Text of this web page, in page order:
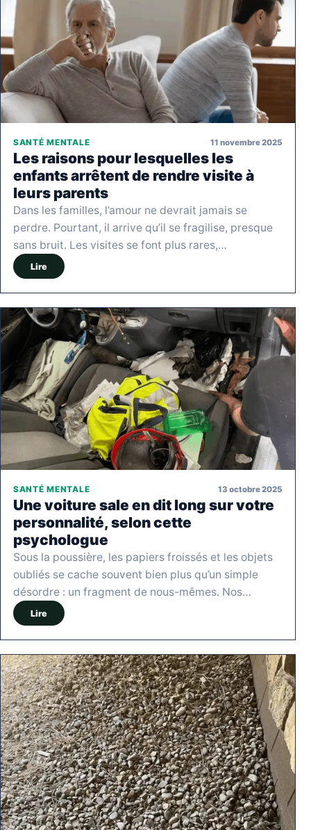
SANTÉ MENTALE 11 novembre 2025
Les raisons pour lesquelles les
enfants arrêtent de rendre visite à
leurs parents
Dans les familles, l’amour ne devrait jamais se
perdre. Pourtant, il arrive qu’il se fragilise, presque
sans bruit. Les visites se font plus rares,…
Lire
SANTÉ MENTALE 13 octobre 2025
Une voiture sale en dit long sur votre
personnalité, selon cette
psychologue
Sous la poussière, les papiers froissés et les objets
oubliés se cache souvent bien plus qu’un simple
désordre : un fragment de nous-mêmes. Nos…
Lire